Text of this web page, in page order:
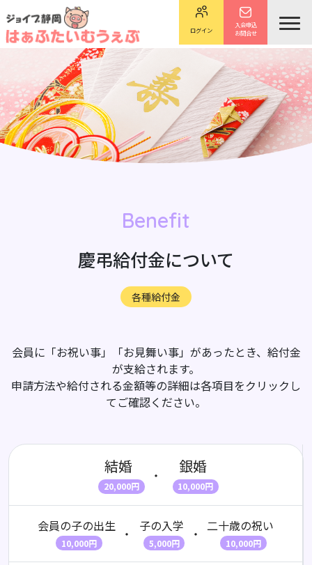
ログイン
入会申込
お問合せ
Benefit
慶弔給付金について
各種給付金
会員に「お祝い事」「お見舞い事」があったとき、給付金
が支給されます。
申請方法や給付される金額等の詳細は各項目をクリックし
てご確認ください。
結婚
20,000円
・ 銀婚
10,000円
会員の子の出生
10,000円
・
子の入学
5,000円
・
二十歳の祝い
10,000円